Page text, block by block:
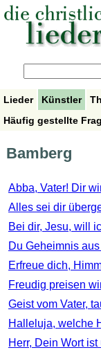
Lieder Künstler
Häufig gestellte
Bamberg
Abba, Vater! Dir
Alles sei dir
Bei dir, Jesu, will
Du Geheimnis
Erfreue dich,
Freudig preisen
Geist vom Vater,
Halleluja, welche
Herr, Dein Wort